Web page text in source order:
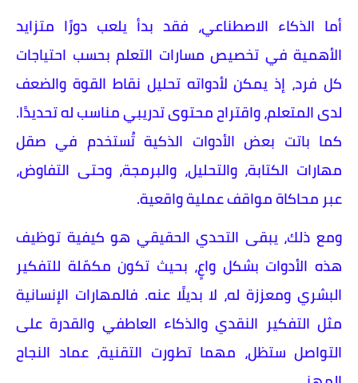
أما الذكاء الاصطناعي، فقد بدأ يلعب دورًا متزايد
الأهمية في تخصيص مسارات التعلم بحسب احتياجات
كل فرد، إذ يمكن لأدواته تحليل نقاط القوة والضعف
لدى المتعلم، واقتراح محتوى تدريبي مناسب له تحديدًا.
كما باتت بعض الأدوات الذكية تُستخدم في صقل
مهارات الكتابة، والتحليل، والبرمجة، وحتى التفاوض،
عبر محاكاة مواقف عملية واقعية.
ومع ذلك، يبقى التحدي الحقيقي هو كيفية توظيف
هذه الأدوات بشكل واعٍ، بحيث تكون مكمّلة للتفكير
البشري ومعززة له، لا بديلًا عنه. فالمهارات الإنسانية
مثل التفكير النقدي والذكاء العاطفي والقدرة على
التواصل ستظل، مهما تطورت التقنية، عماد النجاح